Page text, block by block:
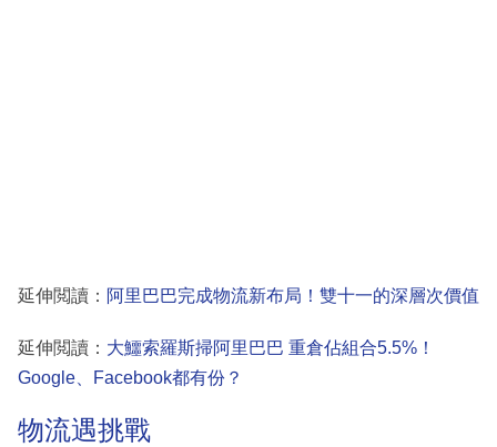
延伸閲讀： 阿里巴巴完成物流新布局！雙十一的深層次價值
延伸閲讀： 大鱷索羅斯掃阿里巴巴 重倉佔組合5.5%！
Google、Facebook都有份？
物流遇挑戰